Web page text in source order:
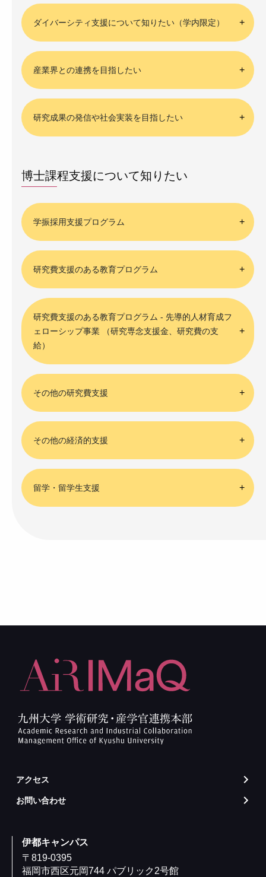
ダイバーシティ支援について知りたい（学内限定）
産業界との連携を目指したい
研究成果の発信や社会実装を目指したい
博士課程支援について知りたい
学振採用支援プログラム
研究費支援のある教育プログラム
研究費支援のある教育プログラム - 先導的人材育成フ
ェローシップ事業 （研究専念支援金、研究費の支
給）
その他の研究費支援
その他の経済的支援
留学・留学生支援
アクセス arrow_forward_ios
お問い合わせ arrow_forward_ios
伊都キャンパス
〒819-0395
福岡市西区元岡744 パブリック2号館